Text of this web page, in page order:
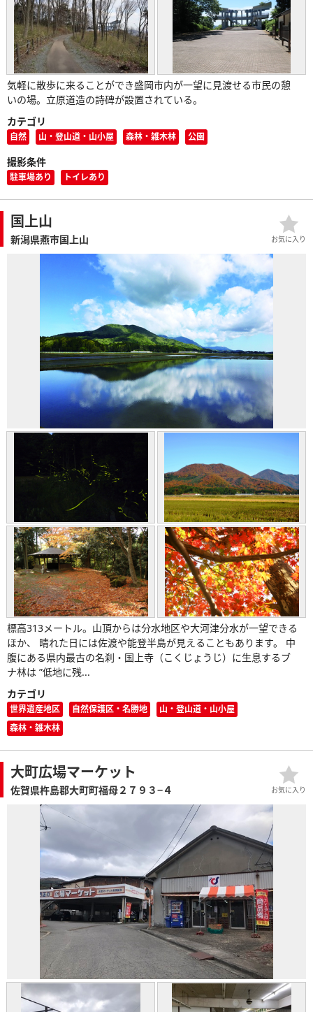
気軽に散歩に来ることができ盛岡市内が一望に見渡せる市民の憩
いの場。立原道造の詩碑が設置されている。
カテゴリ
自然 山・登山道・山小屋 森林・雑木林 公園
撮影条件
駐車場あり トイレあり
国上山
新潟県燕市国上山
標高313メートル。山頂からは分水地区や大河津分水が一望できる
ほか、 晴れた日には佐渡や能登半島が見えることもあります。 中
腹にある県内最古の名刹・国上寺（こくじょうじ）に生息するブ
ナ林は ”低地に残...
カテゴリ
世界遺産地区 自然保護区・名勝地
山・登山道・山小屋
森林・雑木林
お気に入り
大町広場マーケット
佐賀県杵島郡大町町福母２７９３−４ お気に入り